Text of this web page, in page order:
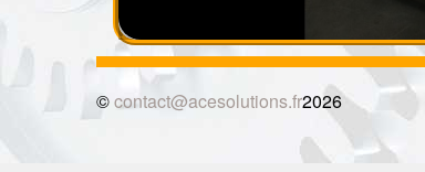
©contact@acesolutions.fr2026